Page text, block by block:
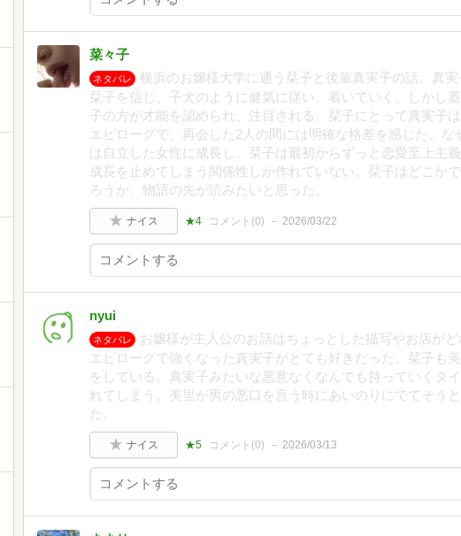
菜々子
ネタバレ
横浜のお嬢様大学に通う栞子と後輩真実子の話。真実
栞子を信じ、子犬のように健気に従い、着いていく。しかし
子の方が才能を認められ、注目される。栞子にとって真実子
エピローグで、再会した2人の間には明確な格差を感じた。
は自立した女性に成長し、栞子は最初からずっと恋愛至上主
成長を止めてしまう関係性しか作れていない。栞子はどこか
ろうか、物語の先が読みたいと思った。
ナイス ★4 コメント(0) 2026/03/22
nyui
ネタバレ
お嬢様が主人公のお話はちょっとした描写やお店がど
エピローグで強くなった真実子がとても好きだった。栞子も
をしている。真実子みたいな悪意なくなんでも持っていくタ
れてしまう。美里が男の悪口を言う時にあいのりにでてそう
た。
ナイス ★5 コメント(0) 2026/03/13